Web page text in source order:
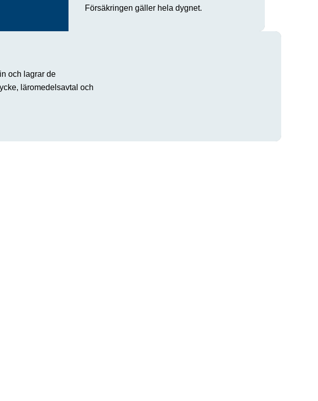
Försäkringen gäller hela dygnet.
och lagrar de
läromedelsavtal och